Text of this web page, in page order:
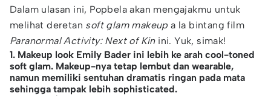
Dalam ulasan ini, Popbela akan mengajakmu untuk
melihat deretan soft glam makeup a la bintang film
Paranormal Activity: Next of Kinini. Yuk, simak!
1. Makeup look Emily Bader ini lebih ke arah cool-toned
soft glam. Makeup-nya tetap lembut dan wearable,
namun memiliki sentuhan dramatis ringan pada mata
sehingga tampak lebih sophisticated.